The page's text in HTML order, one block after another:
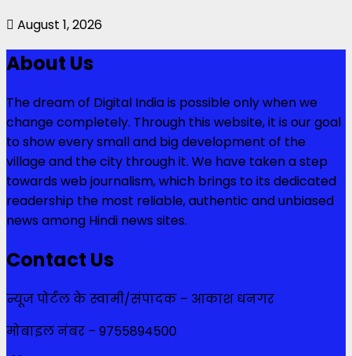
August 1, 2026
About Us
The dream of Digital India is possible only when we
change completely. Through this website, it is our goal
to show every small and big development of the
village and the city through it. We have taken a step
towards web journalism, which brings to its dedicated
readership the most reliable, authentic and unbiased
news among Hindi news sites.
Contact Us
न्यूज पोर्टल के स्वामी/संपादक – आकाश धनगर
मोबाइल नंबर – 9755894500